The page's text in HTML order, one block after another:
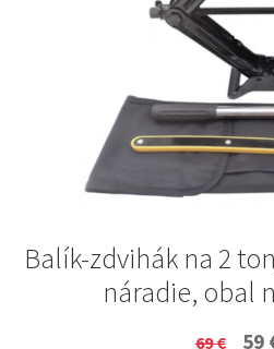
Balík-zdvihák na 2
náradie, obal
69€ 59